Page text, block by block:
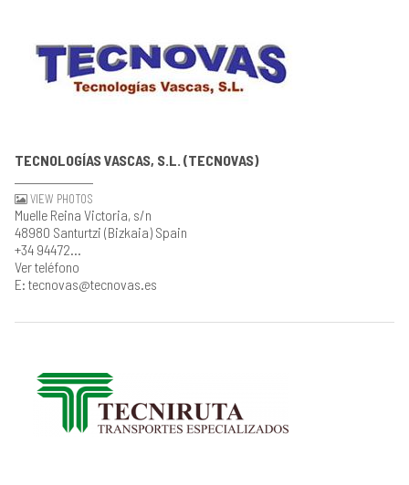
TECNOLOGÍAS VASCAS, S.L. (TECNOVAS)
VIEW PHOTOS
Muelle Reina Victoria, s/n
48980 Santurtzi (Bizkaia) Spain
+34 94472...
Ver teléfono
E: tecnovas@tecnovas.es